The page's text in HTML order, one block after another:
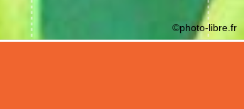
©photo-libre.fr